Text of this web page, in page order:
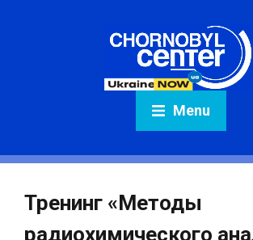
Menu
Тренинг «Методы
радиохимического